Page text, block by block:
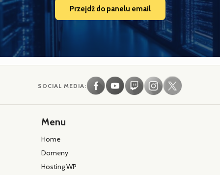
Przejdź do panelu email
SOCIAL MEDIA:
Menu
Home
Domeny
Hosting WP